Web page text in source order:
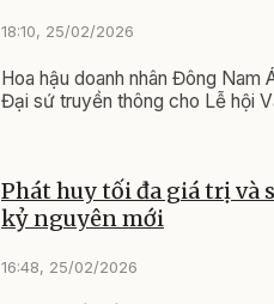
18:10, 25/02/2026
Hoa hậu doanh nhân Đông
Đại sứ truyền thông cho Lễ hội
Phát huy tối đa giá trị và
kỷ nguyên mới
16:48, 25/02/2026